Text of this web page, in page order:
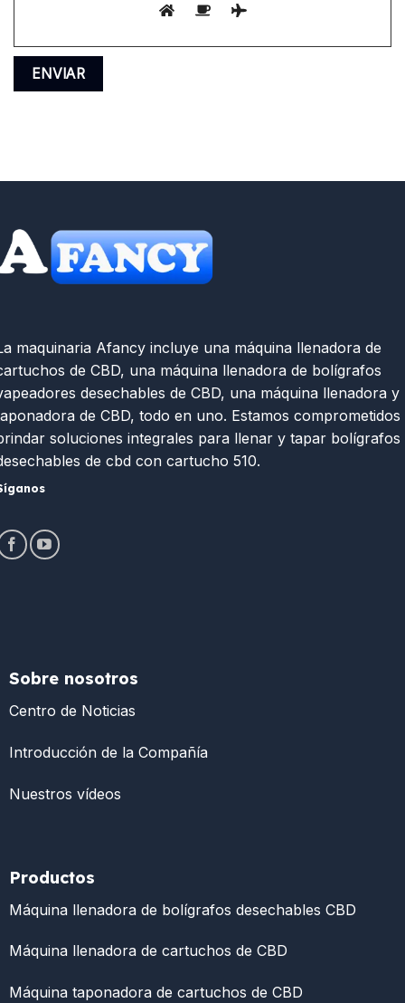
maquinaria Afancy incluye una máquina llenadora de
de CBD, una máquina llenadora de bolígrafos
desechables de CBD, una máquina llenadora y
de CBD, todo en uno. Estamos comprometidos
soluciones integrales para llenar y tapar bolígrafos
de cbd con cartucho 510.
Sobre nosotros
Centro de Noticias
Introducción de la Compañía
Nuestros vídeos
Productos
Máquina llenadora de bolígrafos desechables CBD
Máquina llenadora de cartuchos de CBD
Máquina taponadora de cartuchos de CBD